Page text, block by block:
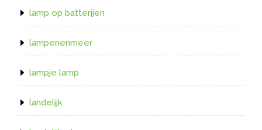
lamp op batterijen
lampenenmeer
lampje lamp
landelijk